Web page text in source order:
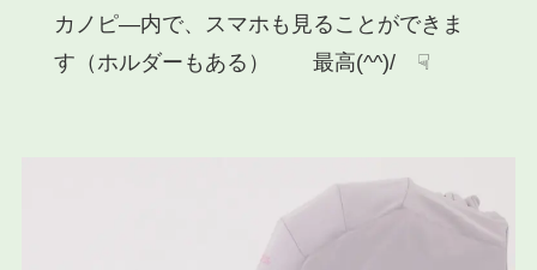
カノピ―内で、スマホも見ることができま
す（ホルダーもある） 最高(^^)/☟